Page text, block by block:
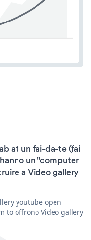
at un fai-da-te (fai
un "computer
a Video gallery
youtube open
to offrono Video gallery